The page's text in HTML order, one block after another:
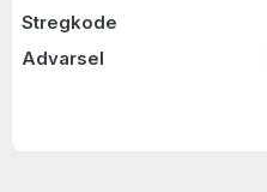
Stregkode
Advarsel